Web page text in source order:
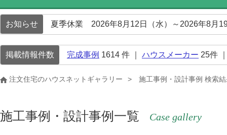
お知らせ 夏季休業 2026年8月12日（水）～2026年8月
掲載情報件数 完成事例 1614 件 ｜ ハウスメーカー 25件
注文住宅のハウスネットギャラリー 施工事例・設計事例 検索
施工事例・設計事例一覧 Case gallery